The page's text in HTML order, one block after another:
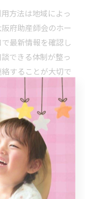
方法は地域によっ
府助産師会のホー
最新情報を確認し
できる体制が整っ
することが大切で
内容解説
で連続したサポー
は母子健康手帳の
健診費用の助成案
ゃんの健康診査や
談など、切れ目の